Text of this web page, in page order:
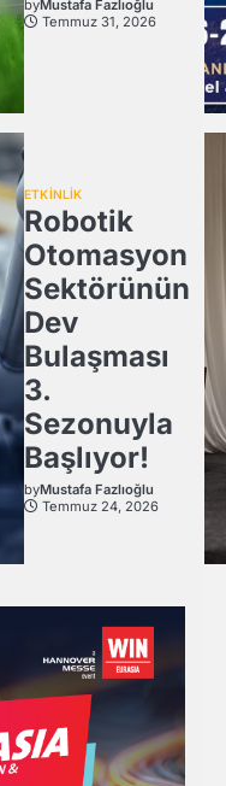
byMustafa Fazlıoğlu
Temmuz 31, 2026
ETKİNLİK
Robotik
Otomasyon
Sektörünün
Dev
Bulaşması
3.
Sezonuyla
Başlıyor!
byMustafa Fazlıoğlu
Temmuz 24, 2026